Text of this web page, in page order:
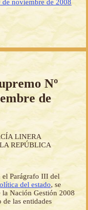
noviembre de 2008
Nº
de
LINERA
REPÚBLICA
el Parágrafo III del
del estado, se
la Nación Gestión 2008
de las entidades